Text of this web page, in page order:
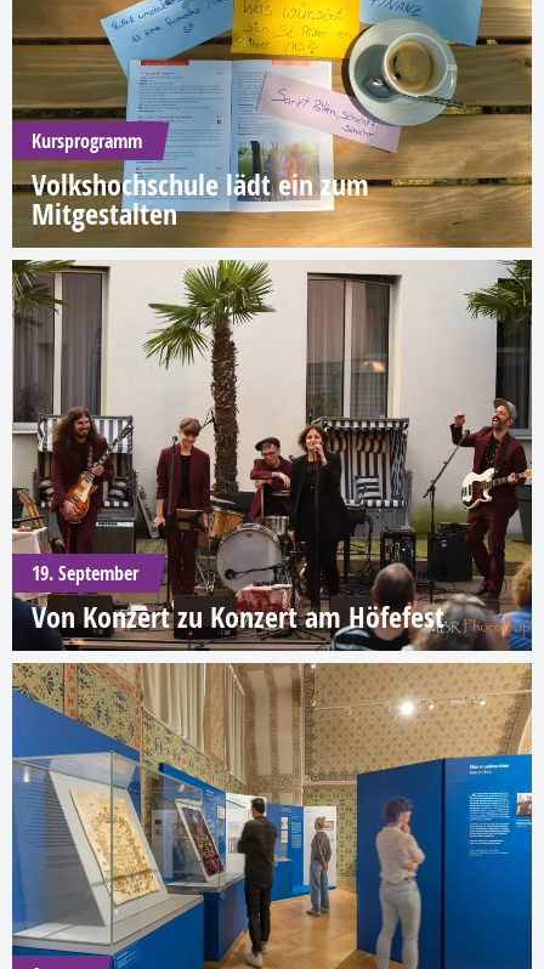
Kursprogramm
Volkshochschule lädt ein zum
Mitgestalten
19. September
Von Konzert zu Konzert am Höfefest